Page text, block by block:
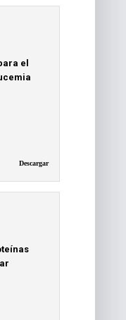
el
Descargar